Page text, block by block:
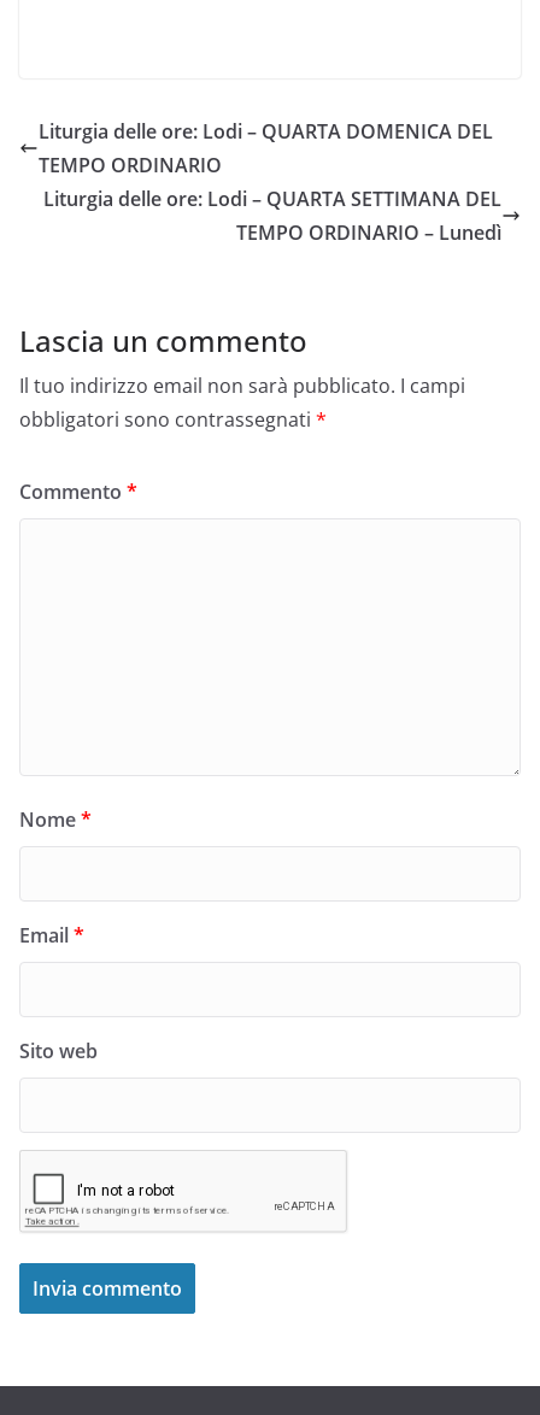
Liturgia delle ore: Lodi – QUARTA DOMENICA DEL
TEMPO ORDINARIO
Liturgia delle ore: Lodi – QUARTA SETTIMANA DEL
TEMPO ORDINARIO – Lunedì
Lascia un commento
Il tuo indirizzo email non sarà pubblicato. I campi
obbligatori sono contrassegnati *
Commento *
Nome*
Email*
Sito web